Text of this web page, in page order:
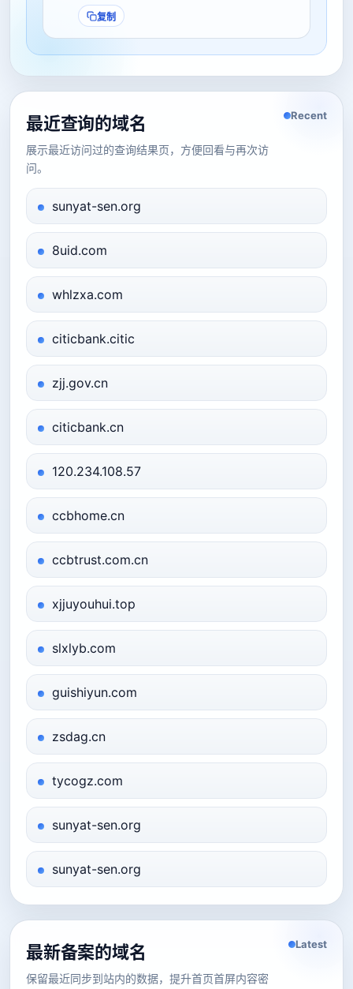
复制
最近查询的域名
展示最近访问过的查询结果页，方便回看与再次访
问。
Recent
sunyat-sen.org
8uid.com
whlzxa.com
citicbank.citic
zjj.gov.cn
citicbank.cn
120.234.108.57
ccbhome.cn
ccbtrust.com.cn
xjjuyouhui.top
slxlyb.com
guishiyun.com
zsdag.cn
tycogz.com
sunyat-sen.org
sunyat-sen.org
最新备案的域名
保留最近同步到站内的数据，提升首页首屏内容密
Latest